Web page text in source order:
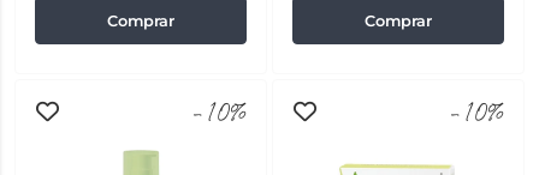
Comprar Comprar
-10% -10%